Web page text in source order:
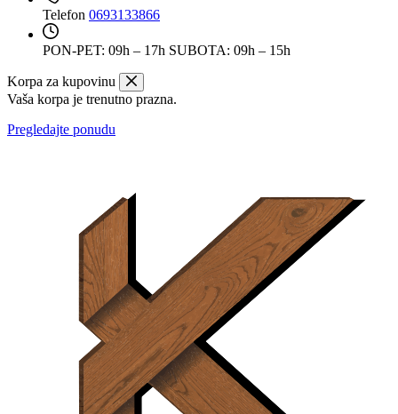
Telefon 0693133866
PON-PET: 09h – 17h SUBOTA: 09h – 15h
Korpa za kupovinu
Vaša korpa je trenutno prazna.
Pregledajte ponudu